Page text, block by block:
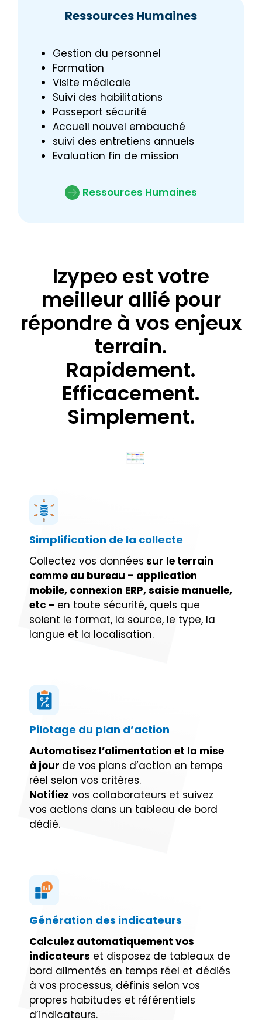
Ressources Humaines
Gestion du personnel
Formation
Visite médicale
Suivi des habilitations
Passeport sécurité
Accueil nouvel embauché
suivi des entretiens annuels
Evaluation fin de mission
Ressources Humaines
Izypeo est votre
meilleur allié pour
répondre à vos enjeux
terrain.
Rapidement.
Efficacement.
Simplement.
Simplification de la collecte
Collectez vos données sur le terrain
comme au bureau – application
mobile, connexion ERP, saisie manuelle,
etc – en toute sécurité, quels que
soient le format, la source, le type, la
langue et la localisation.
Pilotage du plan d’action
Automatisez l’alimentation et la mise
à jour de vos plans d’action en temps
réel selon vos critères.
Notifiez vos collaborateurs et suivez
vos actions dans un tableau de bord
dédié.
Génération des indicateurs
Calculez automatiquement vos
indicateurs et disposez de tableaux de
bord alimentés en temps réel et dédiés
à vos processus, définis selon vos
propres habitudes et référentiels
d’indicateurs.